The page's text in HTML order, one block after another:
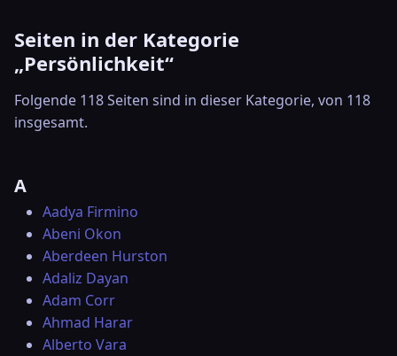
Seiten in der Kategorie
„Persönlichkeit“
Folgende 118 Seiten sind in dieser Kategorie, von 118
insgesamt.
A
Aadya Firmino
Abeni Okon
Aberdeen Hurston
Adaliz Dayan
Adam Corr
Ahmad Harar
Alberto Vara